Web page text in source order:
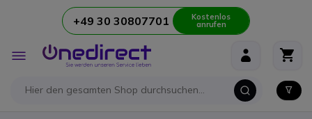
Zum Inhalt springen+49 30 30807701 Kostenlos
anrufen
Navigation
umschalten